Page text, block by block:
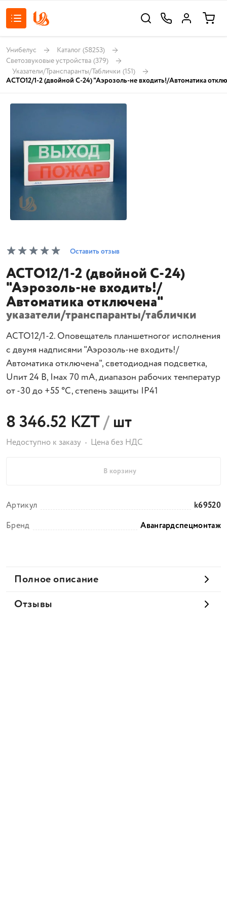
Унибелус Каталог (58253)
Светозвуковые устройства (379)
Указатели/Транспаранты/Таблички (151)
АСТО12/1-2 (двойной С-24) "Аэрозоль-не входить!/Автоматика
Оставить отзыв
АСТО12/1-2 (двойной С-24)
"Аэрозоль-не входить!/
Автоматика отключена"
указатели/транспаранты/таблички
АСТО12/1-2. Оповещатель планшетногог исполнения
с двумя надписями "Аэрозоль-не входить!/
Автоматика отключена", светодиодная подсветка,
Uпит 24 В, Iмах 70 mA, диапазон рабочих температур
от -30 до +55 °С, степень защиты IP41
8 346.52 KZT/шт
Недоступно к заказу Цена без НДС
В корзину
Артикул
k69520
Бренд
Авангардспецмонтаж
Полное описание
Отзывы